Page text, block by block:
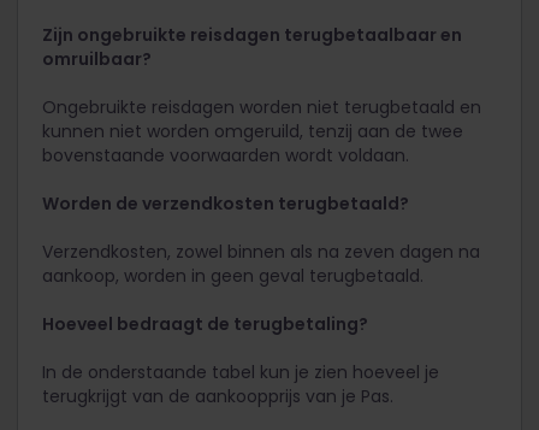
Zijn ongebruikte reisdagen terugbetaalbaar en
omruilbaar?
Ongebruikte reisdagen worden niet terugbetaald en
kunnen niet worden omgeruild, tenzij aan de twee
bovenstaande voorwaarden wordt voldaan.
Worden de verzendkosten terugbetaald?
Verzendkosten, zowel binnen als na zeven dagen na
aankoop, worden in geen geval terugbetaald.
Hoeveel bedraagt de terugbetaling?
In de onderstaande tabel kun je zien hoeveel je
terugkrijgt van de aankoopprijs van je Pas.